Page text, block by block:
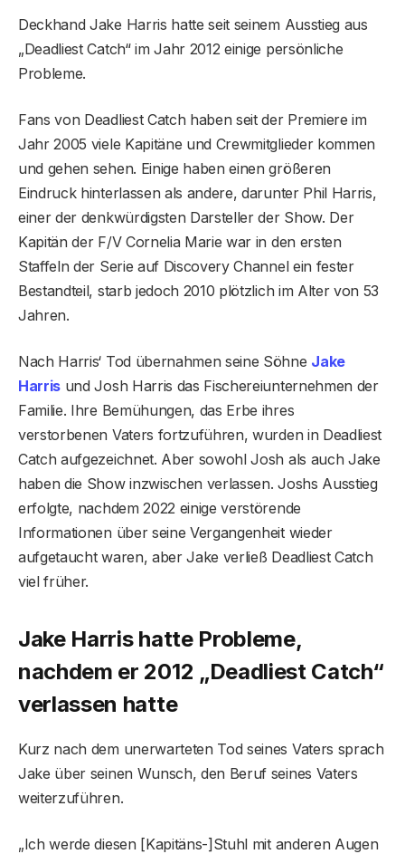
Deckhand Jake Harris hatte seit seinem Ausstieg aus
„Deadliest Catch“ im Jahr 2012 einige persönliche
Probleme.
Fans von Deadliest Catch haben seit der Premiere im
Jahr 2005 viele Kapitäne und Crewmitglieder kommen
und gehen sehen. Einige haben einen größeren
Eindruck hinterlassen als andere, darunter Phil Harris,
einer der denkwürdigsten Darsteller der Show. Der
Kapitän der F/V Cornelia Marie war in den ersten
Staffeln der Serie auf Discovery Channel ein fester
Bestandteil, starb jedoch 2010 plötzlich im Alter von 53
Jahren.
Nach Harris‘ Tod übernahmen seine Söhne Jake
Harris und Josh Harris das Fischereiunternehmen der
Familie. Ihre Bemühungen, das Erbe ihres
verstorbenen Vaters fortzuführen, wurden in Deadliest
Catch aufgezeichnet. Aber sowohl Josh als auch Jake
haben die Show inzwischen verlassen. Joshs Ausstieg
erfolgte, nachdem 2022 einige verstörende
Informationen über seine Vergangenheit wieder
aufgetaucht waren, aber Jake verließ Deadliest Catch
viel früher.
Jake Harris hatte Probleme,
nachdem er 2012 „Deadliest Catch“
verlassen hatte
Kurz nach dem unerwarteten Tod seines Vaters sprach
Jake über seinen Wunsch, den Beruf seines Vaters
weiterzuführen.
„Ich werde diesen [Kapitäns-]Stuhl mit anderen Augen